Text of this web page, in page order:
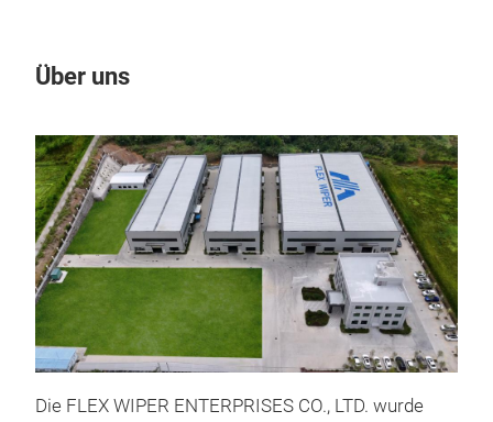
Über uns
Die FLEX WIPER ENTERPRISES CO., LTD. wurde